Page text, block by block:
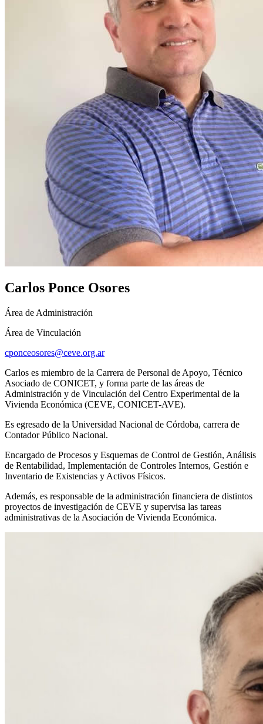
Carlos Ponce Osores
Área de Administración
Área de Vinculación
cponceosores@ceve.org.ar
Carlos es miembro de la Carrera de Personal de Apoyo, Técnico
Asociado de CONICET, y forma parte de las áreas de
Administración y de Vinculación del Centro Experimental de la
Vivienda Económica (CEVE, CONICET-AVE).
Es egresado de la Universidad Nacional de Córdoba, carrera de
Contador Público Nacional.
Encargado de Procesos y Esquemas de Control de Gestión, Análisis
de Rentabilidad, Implementación de Controles Internos, Gestión e
Inventario de Existencias y Activos Físicos.
Además, es responsable de la administración financiera de distintos
proyectos de investigación de CEVE y supervisa las tareas
administrativas de la Asociación de Vivienda Económica.